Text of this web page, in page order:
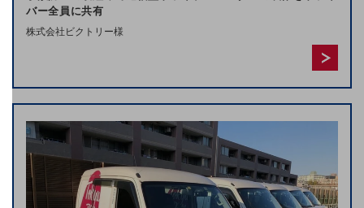
ドコモBiz データ無制限 ドコモ MAX ドコモ mini ドコモBiz かけ放題
5Gデータプラス
データプラス
IoT向け回線料金
バー全員に共有
株式会社ビクトリー様